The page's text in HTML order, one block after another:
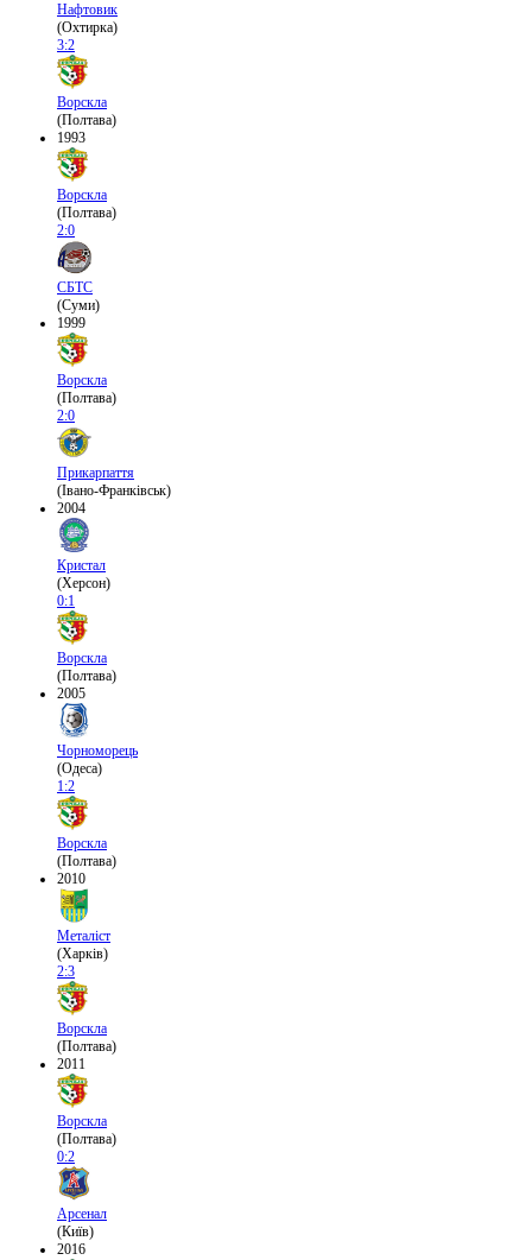
Нафтовик
(Охтирка)
3:2
Ворскла
(Полтава)
1993
Ворскла
(Полтава)
2:0
СБТС
(Суми)
1999
Ворскла
(Полтава)
2:0
Прикарпаття
(Івано-Франківськ)
2004
Кристал
(Херсон)
0:1
Ворскла
(Полтава)
2005
Чорноморець
(Одеса)
1:2
Ворскла
(Полтава)
2010
Металіст
(Харків)
2:3
Ворскла
(Полтава)
2011
Ворскла
(Полтава)
0:2
Арсенал
(Київ)
2016